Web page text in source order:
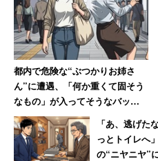
都内で危険な“ぶつかりお姉さ
ん”に遭遇、「何か重くて固そう
なもの」が入ってそうなバッグ
で体当たり 「おぞましい人
種」と語る40代男性
「あ、逃げた
っとトイレへ
の“ニヤニヤ”